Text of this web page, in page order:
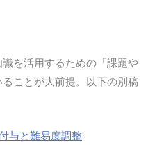
を活用するための「課題や
ことが大前提。以下の別稿
与と難易度調整